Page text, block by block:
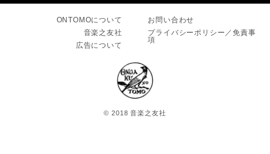
ONTOMOについて
音楽之友社
広告について
お問い合わせ
プライバシーポリシー／免責事
項
© 2018 音楽之友社